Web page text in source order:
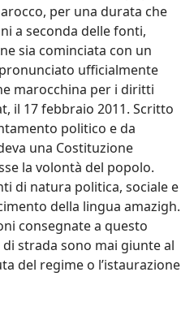
per una durata che
a seconda delle fonti,
sia cominciata con un
ufficialmente
marocchina per i diritti
il 17 febbraio 2011. Scritto
politico e da
una Costituzione
la volontà del popolo.
di natura politica, sociale e
della lingua amazigh.
consegnate a questo
strada sono mai giunte al
del regime o l’istaurazione